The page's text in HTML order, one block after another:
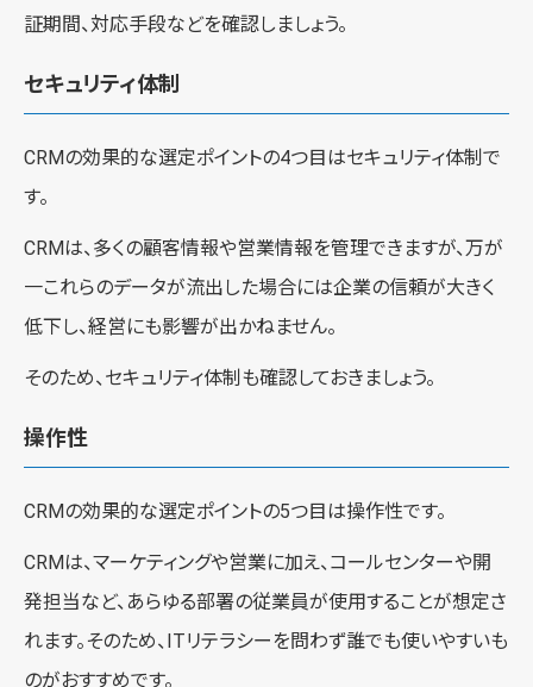
証期間、対応手段などを確認しましょう。
セキュリティ体制
CRMの効果的な選定ポイントの4つ目はセキュリティ体制で
す。
CRMは、多くの顧客情報や営業情報を管理できますが、万が
一これらのデータが流出した場合には企業の信頼が大きく
低下し、経営にも影響が出かねません。
そのため、セキュリティ体制も確認しておきましょう。
操作性
CRMの効果的な選定ポイントの5つ目は操作性です。
CRMは、マーケティングや営業に加え、コールセンターや開
発担当など、あらゆる部署の従業員が使用することが想定さ
れます。そのため、ITリテラシーを問わず誰でも使いやすいも
のがおすすめです。